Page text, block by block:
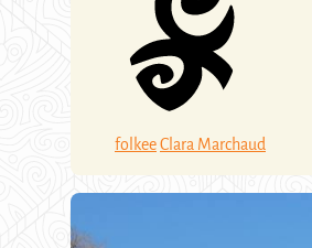
folkeeClara Marchaud